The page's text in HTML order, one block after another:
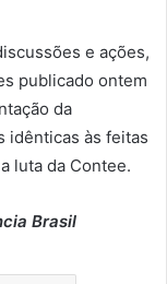
e ações,
publicado ontem
da
idênticas às feitas
luta da Contee.
Brasil